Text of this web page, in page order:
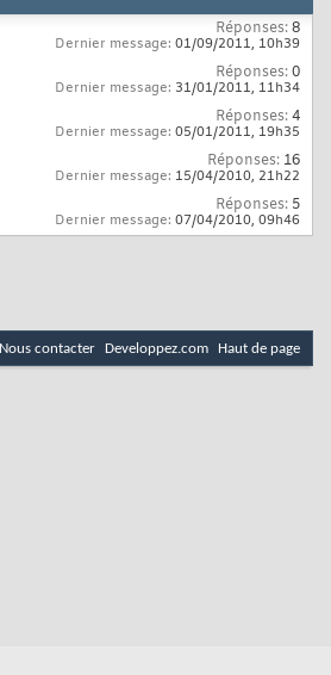
Réponses:8
Dernier message: 01/09/2011, 10h39
Réponses:0
Dernier message: 31/01/2011, 11h34
Réponses:4
Dernier message: 05/01/2011, 19h35
Réponses: 16
Dernier message: 15/04/2010, 21h22
Réponses: 5
Dernier message: 07/04/2010, 09h46
Nous contacter Developpez.com Haut de page